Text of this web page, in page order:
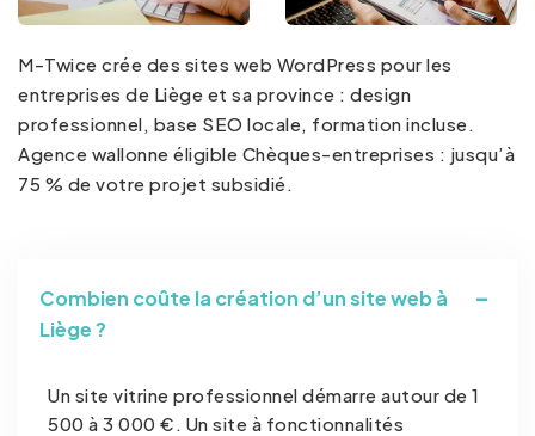
Combien coûte la création d’un site web à
Liège ?
Un site vitrine professionnel démarre autour de 1
500 à 3 000 €. Un site à fonctionnalités
M-Twice crée des sites web WordPress pour les
entreprises de Liège et sa province : design
professionnel, base SEO locale, formation incluse.
Agence wallonne éligible Chèques-entreprises : jusqu’à
75 % de votre projet subsidié.